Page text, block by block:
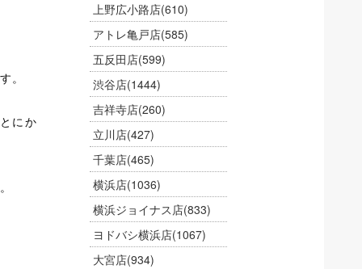
。
にか
上野広小路店(610)
アトレ亀戸店(585)
五反田店(599)
渋谷店(1444)
吉祥寺店(260)
立川店(427)
千葉店(465)
横浜店(1036)
横浜ジョイナス店(833)
ヨドバシ横浜店(1067)
大宮店(934)